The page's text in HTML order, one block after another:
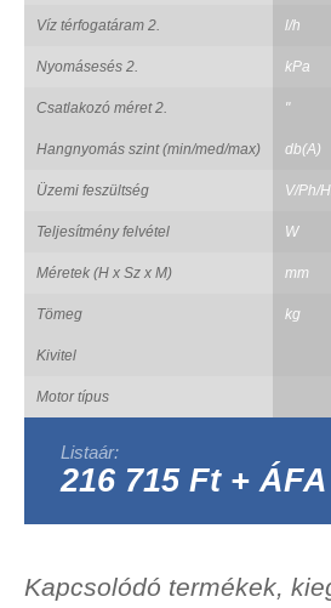
Víz térfogatáram 2. l/h
Nyomásesés 2. kPa
Csatlakozó méret 2. "
Hangnyomás szint (min/med/max) db(A)
Üzemi feszültség V/Ph/
Teljesítmény felvétel W
Méretek (H x Sz x M) mm
Tömeg kg
Kivitel
Motor típus
Listaár:
216 715 Ft + ÁFA
Kapcsolódó termékek,